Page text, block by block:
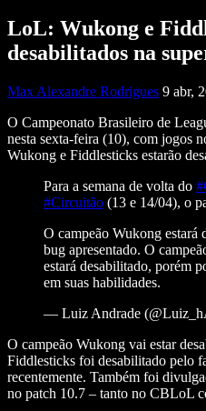
LoL: Wukong e
desabilitados na
Max Alexandre Rodrigues 9 abr,
O Campeonato Brasileiro de
nesta sexta-feira (10), com jogos
Wukong e Fiddlesticks estarão
Para a semana de volta do
#Circuitão (13 e 14/04), o
O campeão Wukong estará
bug apresentado. O
estará desabilitado, porém
em suas habilidades.
— Luiz Andrade
O campeão Wukong vai estar
Fiddlesticks foi desabilitado pelo
recentemente. Também foi
no patch 10.7 – tanto no CBLoL